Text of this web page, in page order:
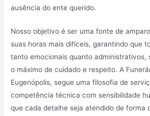
ausência do ente querido.
Nosso objetivo é ser uma fonte de
suas horas mais difíceis, garantindo que
tanto emocionais quanto administrativos,
o máximo de cuidado e respeito. A
Eugenópolis, segue uma filosofia de
competência técnica com sensibilidade
que cada detalhe seja atendido de forma